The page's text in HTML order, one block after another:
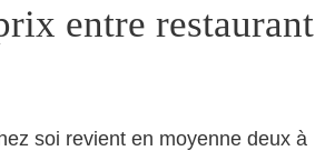
entre restaurant
soi revient en moyenne deux à